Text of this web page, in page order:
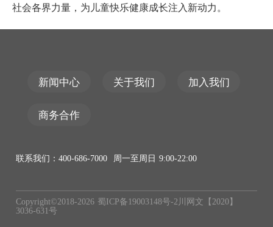
社会各界力量，为儿童快乐健康成长注入新动力。
新闻中心 关于我们 加入我们
商务合作
联系我们：400-686-7000 周一至周日 9:00-22:00
Copyright©2018-2026 蜀ICP备19003148号-2 川网文【2020】
3036-631号